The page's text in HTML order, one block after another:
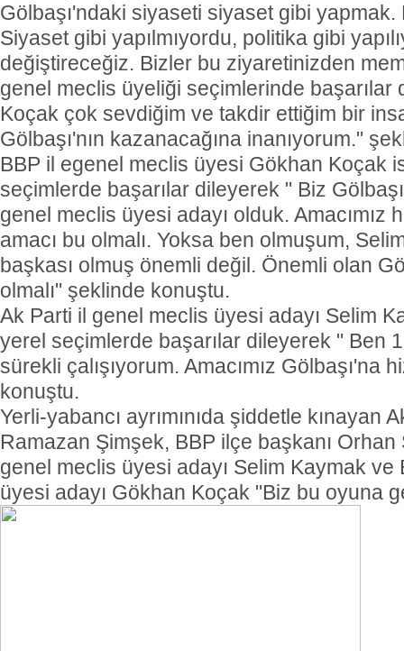
Gölbaşı'ndaki siyaseti siyaset gibi
Siyaset gibi yapılmıyordu, politika gibi
değiştireceğiz. Bizler bu ziyaretinizden
genel meclis üyeliği seçimlerinde başarılar
Koçak çok sevdiğim ve takdir ettiğim bir
Gölbaşı'nın kazanacağına inanıyorum."
BBP il egenel meclis üyesi Gökhan Koçak
seçimlerde başarılar dileyerek " Biz
genel meclis üyesi adayı olduk. Amacımız
amacı bu olmalı. Yoksa ben olmuşum,
başkası olmuş önemli değil. Önemli olan
olmalı" şeklinde konuştu.
Ak Parti il genel meclis üyesi adayı Selim
yerel seçimlerde başarılar dileyerek " Ben
sürekli çalışıyorum. Amacımız Gölbaşı'na
konuştu.
Yerli-yabancı ayrımınıda şiddetle kınayan
Ramazan Şimşek, BBP ilçe başkanı Orhan
genel meclis üyesi adayı Selim Kaymak ve
üyesi adayı Gökhan Koçak "Biz bu oyuna